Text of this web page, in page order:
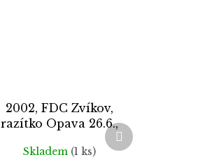
2002, FDC Zvíkov,
razítko Opava 26.6.,
automatová známka,
nevydaná
Skladem (1 ks)
Další
produkt